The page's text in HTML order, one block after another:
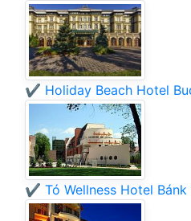
✔️ Holiday Beach Hotel
✔️ Tó Wellness Hotel